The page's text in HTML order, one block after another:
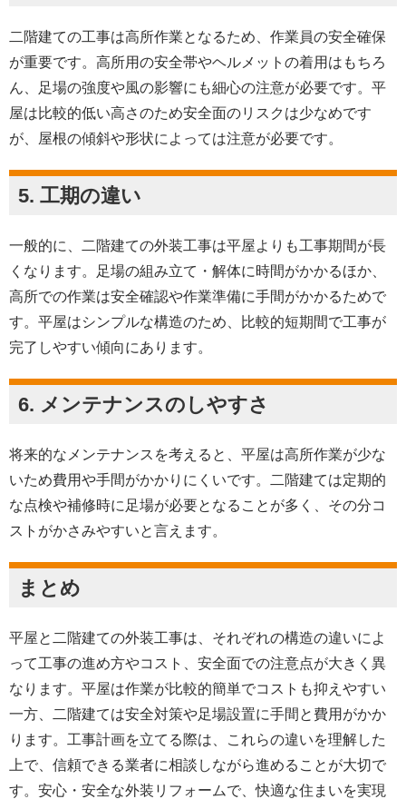
二階建ての工事は高所作業となるため、作業員の安全確保
が重要です。高所用の安全帯やヘルメットの着用はもちろ
ん、足場の強度や風の影響にも細心の注意が必要です。平
屋は比較的低い高さのため安全面のリスクは少なめです
が、屋根の傾斜や形状によっては注意が必要です。
5. 工期の違い
一般的に、二階建ての外装工事は平屋よりも工事期間が長
くなります。足場の組み立て・解体に時間がかかるほか、
高所での作業は安全確認や作業準備に手間がかかるためで
す。平屋はシンプルな構造のため、比較的短期間で工事が
完了しやすい傾向にあります。
6. メンテナンスのしやすさ
将来的なメンテナンスを考えると、平屋は高所作業が少な
いため費用や手間がかかりにくいです。二階建ては定期的
な点検や補修時に足場が必要となることが多く、その分コ
ストがかさみやすいと言えます。
まとめ
平屋と二階建ての外装工事は、それぞれの構造の違いによ
って工事の進め方やコスト、安全面での注意点が大きく異
なります。平屋は作業が比較的簡単でコストも抑えやすい
一方、二階建ては安全対策や足場設置に手間と費用がかか
ります。工事計画を立てる際は、これらの違いを理解した
上で、信頼できる業者に相談しながら進めることが大切で
す。安心・安全な外装リフォームで、快適な住まいを実現